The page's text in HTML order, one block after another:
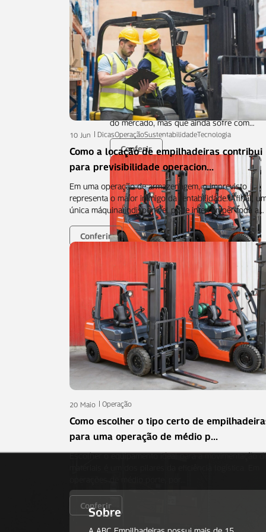
29 Maio Dicas
Operador de Empilhadeiras: por
Imagine um centro de distribuição
do mercado, mas que ainda sofre com…
Conferir
Operação
Como escolher o tipo certo de
Escolher o equipamento ideal para a
pilares da eficiência logística. Em
Conferir
10 Jun DicasOperaçãoSustentabilidadeTecnologia
Como a locação de empilhadeiras contribui
para previsibilidade operacion...
Em uma operação de armazenagem, o imprevisto
representa o maior inimigo da rentabilidade. Afinal,
única máquina indisponível pode interromper toda a…
Conferir
20 Maio Operação
Como escolher o tipo certo de
para uma operação de médio p...
Escolher o equipamento ideal para a movimentação
Conferir
Sobre